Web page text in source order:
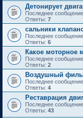
Детонирует
Последнее сообщение
Ответы: 7
сальники
Последнее сообщение
Ответы: 6
Какое моторное
Последнее сообщение
Ответы: 2
Воздушный
Последнее сообщение
Ответы: 4
Реставрация
Последнее сообщение
Ответы: 43